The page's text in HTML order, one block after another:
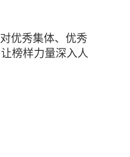
优秀集体、优秀
榜样力量深入人